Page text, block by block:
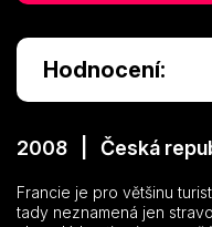
Hodnocení:
2008 | Česká
Francie je pro většinu
tady neznamená jen